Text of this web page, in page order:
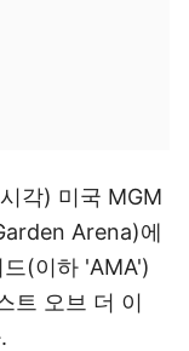
각) 미국 MGM
Arena)에
(이하 'AMA')
트 오브 더 이